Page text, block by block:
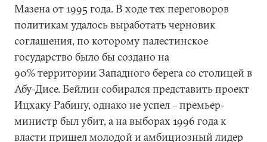
Мазена от 1995 года. В ходе тех переговоров
политикам удалось выработать черновик
соглашения, по которому палестинское
государство было бы создано на
90% территории Западного берега со столицей в
Абу-Дисе. Бейлин собирался представить проект
Ицхаку Рабину, однако не успел – премьер-
министр был убит, а на выборах 1996 года к
власти пришел молодой и амбициозный лидер